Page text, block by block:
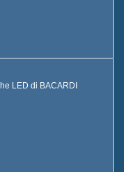
LED di BACARDI